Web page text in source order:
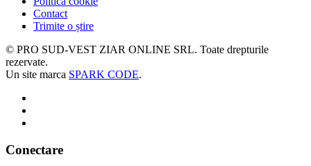
Contact
Trimite o știre
© PRO SUD-VEST ZIAR ONLINE SRL. Toate drepturile
rezervate.
Un site marca SPARK CODE.
Conectare